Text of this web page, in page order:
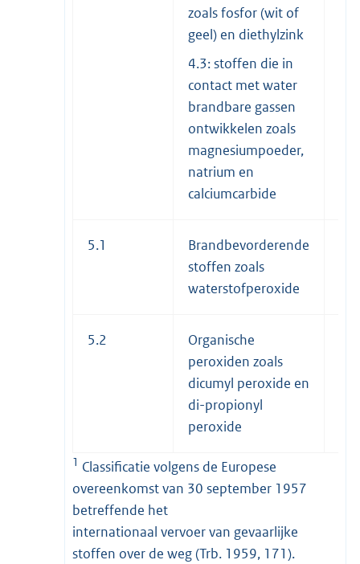
zoals fosfor (wit of
geel) en diethylzink
4.3: stoffen die in
contact met water
brandbare gassen
ontwikkelen zoals
magnesiumpoeder,
natrium en
calciumcarbide
5.1
Brandbevorderende
stoffen zoals
waterstofperoxide
5.2
Organische
peroxiden zoals
dicumyl peroxide en
di-propionyl
peroxide
1 Classificatie volgens de Europese
overeenkomst van 30 september 1957
betreffende het
internationaal vervoer van gevaarlijke
stoffen over de weg (Trb. 1959, 171).